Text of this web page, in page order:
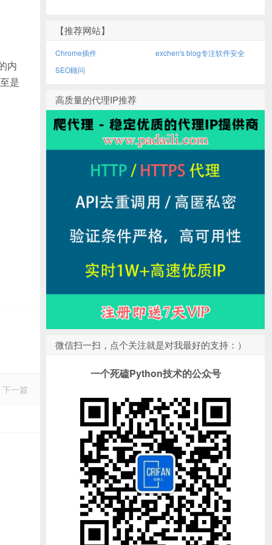
内
是
下一篇
【推荐网站】
Chrome插件
exchen's blog专注软件安全
SEO顾问
高质量的代理IP推荐
微信扫一扫，点个关注就是对我最好的支持：）
一个死磕Python技术的公众号